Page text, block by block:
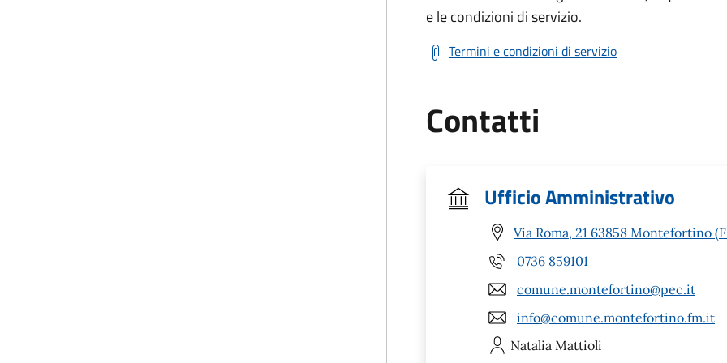
e le condizioni di servizio.
Termini e condizioni di servizio
Contatti
Ufficio Amministrativo
Via Roma, 21 63858 Montefortino
0736 859101
comune.montefortino@pec.it
info@comune.montefortino.fm.it
Natalia Mattioli